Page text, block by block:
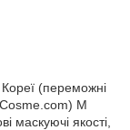
(переможні
M
маскуючі якості,